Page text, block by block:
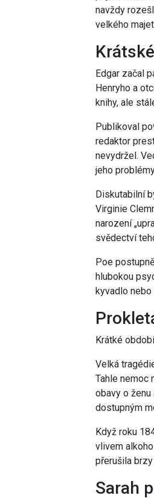
navždy
velkého
Edgar začal
Henryho a
knihy, ale
Publikoval
redaktor
nevydržel.
jeho
Diskutabilní
Virginie
narození
svědectví
Poe
hlubokou
kyvadlo
Krátké
Velká
Tahle nemoc
obavy o
dostupným
Když roku
vlivem
přerušila
Sarah